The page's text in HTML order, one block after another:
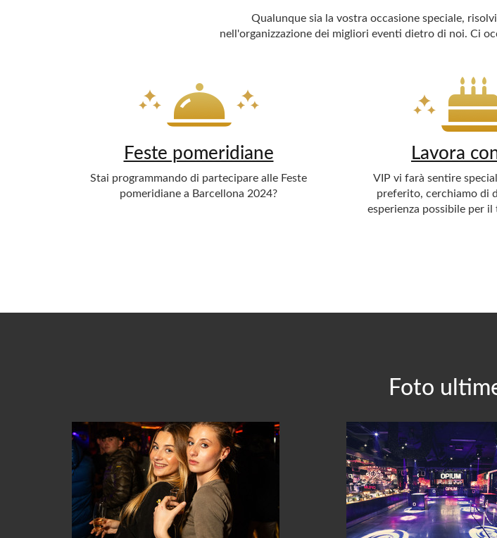
Qualunque sia la vostra occasione speciale,
nell'organizzazione dei migliori eventi dietro di noi. Ci
Feste pomeridiane
Stai programmando di partecipare alle Feste
pomeridiane a Barcellona 2024?
Lavora
VIP vi farà sentire
preferito, cerchiamo di
esperienza possibile per
Foto